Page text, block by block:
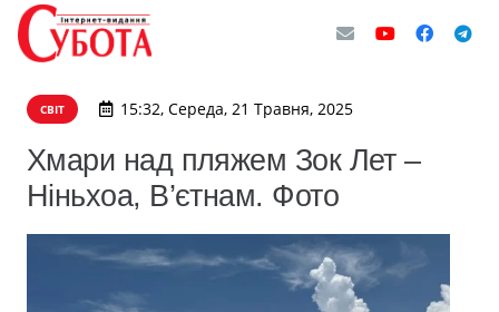
СВІТ 15:32, Середа, 21 Травня, 2025
Хмари над пляжем Зок Лет –
Ніньхоа, В’єтнам. Фото